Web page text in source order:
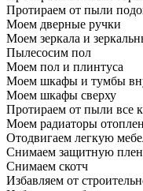
Протираем от пыли
Моем дверные ручки
Моем зеркала и
Пылесосим пол
Моем пол и плинтуса
Моем шкафы и тумбы
Моем шкафы сверху
Протираем от пыли все
Моем радиаторы
Отодвигаем легкую
Снимаем защитную
Снимаем скотч
Избавляем от